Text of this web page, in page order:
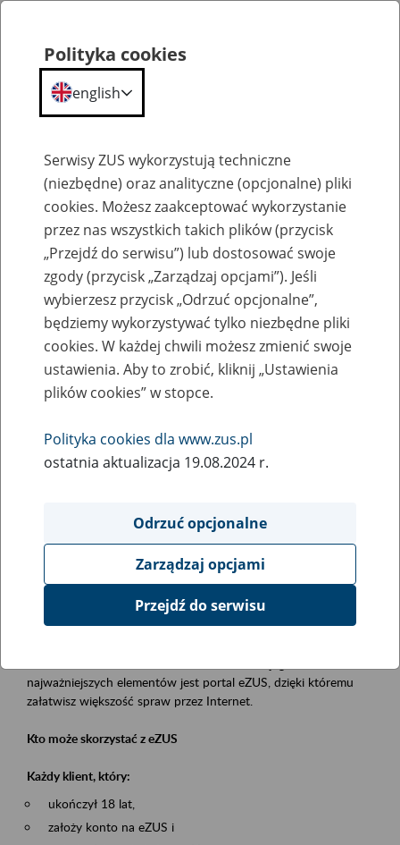
Szkolenia
Zaproś ZUS do siebie - zakładanie profili
eZUS w siedzibie Twojej firmy
Rodzaj wydarzenia
Szkolenia
obsługa klientów
Event description
Platforma Usług Elektronicznych eZUS
najważniejszych elementów jest portal eZUS, dzięki któremu
załatwisz większość spraw przez Internet.
Kto może skorzystać z eZUS
Każdy klient, który:
ukończył 18 lat,
założy konto na eZUS i
Polityka cookies
english
Serwisy ZUS wykorzystują techniczne
(niezbędne) oraz analityczne (opcjonalne) pliki
cookies. Możesz zaakceptować wykorzystanie
przez nas wszystkich takich plików (przycisk
„Przejdź do serwisu”) lub dostosować swoje
zgody (przycisk „Zarządzaj opcjami”). Jeśli
wybierzesz przycisk „Odrzuć opcjonalne”,
będziemy wykorzystywać tylko niezbędne pliki
cookies. W każdej chwili możesz zmienić swoje
ustawienia. Aby to zrobić, kliknij „Ustawienia
plików cookies” w stopce.
Polityka cookies dla www.zus.pl
ostatnia aktualizacja 19.08.2024 r.
Odrzuć opcjonalne
Zarządzaj opcjami
Przejdź do serwisu